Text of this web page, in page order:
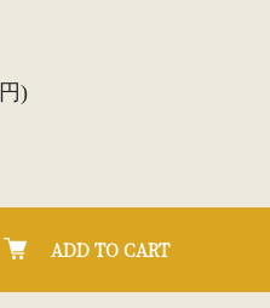
)
ADD TO CART